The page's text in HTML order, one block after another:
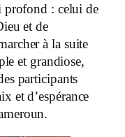
profond : celui de
et de
à la suite
et grandiose,
participants
et d’espérance